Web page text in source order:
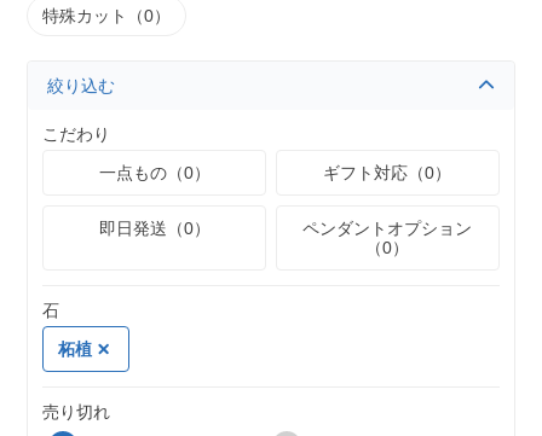
特殊カット（0）
絞り込む
こだわり
一点もの（0）
ギフト対応（0）
即日発送（0）
ペンダントオプション
（0）
石
柘植
売り切れ